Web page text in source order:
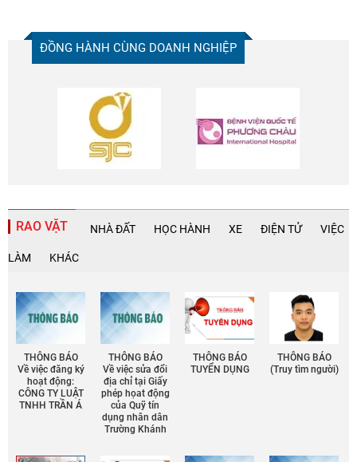
ĐỒNG HÀNH CÙNG DOANH NGHIỆP
RAO VẶT NHÀ ĐẤT HỌC HÀNH XE ĐIỆN TỬ VIỆC
LÀM KHÁC
THÔNG BÁO
Về việc đăng ký
hoạt động:
CÔNG TY LUẬT
TNHH TRẦN Á
THÔNG BÁO
Về việc sửa đổi
địa chỉ tại Giấy
phép họat động
của Quỹ tín
dụng nhân dân
Trường Khánh
THÔNG BÁO
TUYỂN DỤNG
THÔNG BÁO
(Truy tìm người)